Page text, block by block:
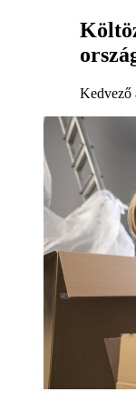
Kedvező